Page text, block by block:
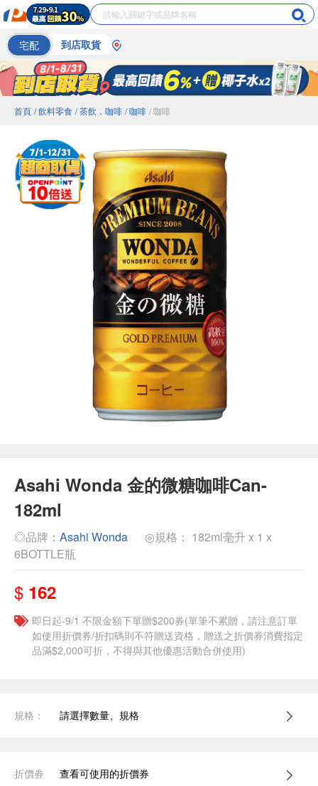
宅配 到店取貨
首頁 / 飲料零食 / 茶飲．咖啡 / 咖啡 / 咖啡
Asahi Wonda 金的微糖咖啡Can-
182ml
◎品牌： Asahi Wonda
◎規格： 182ml毫升 x 1 x
6BOTTLE瓶
$ 162
即日起-9/1 不限金額下單贈$200券(單筆不累贈，請注意訂單
如使用折價券/折扣碼則不符贈送資格，贈送之折價券消費指定
品滿$2,000可折，不得與其他優惠活動合併使用)
規格： 請選擇數量、規格
折價券 查看可使用的折價券